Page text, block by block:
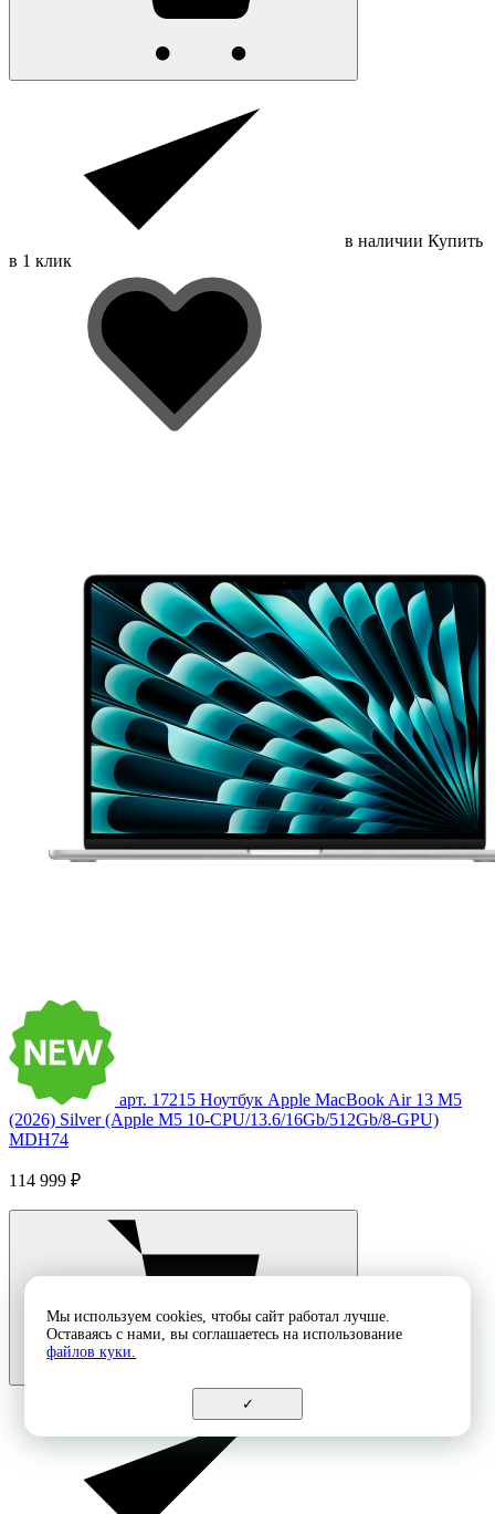
в наличии Купить
в 1 клик
арт. 17215 Ноутбук Apple MacBook Air 13 M5
(2026) Silver (Apple M5 10-CPU/13.6/16Gb/512Gb/8-GPU)
MDH74
114 999 ₽
Мы используем cookies, чтобы сайт работал лучше.
Оставаясь с нами, вы соглашаетесь на использование
файлов куки.
✓